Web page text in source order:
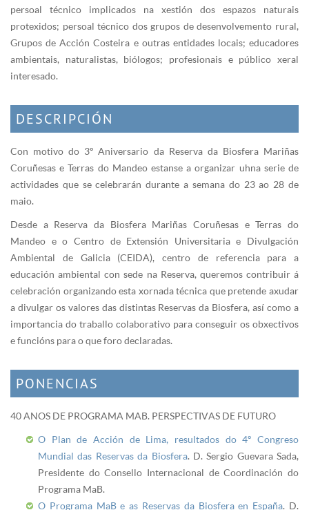
persoal técnico implicados na xestión dos espazos naturais
protexidos; persoal técnico dos grupos de desenvolvemento rural,
Grupos de Acción Costeira e outras entidades locais; educadores
ambientais, naturalistas, biólogos; profesionais e público xeral
interesado.
DESCRIPCIÓN
Con motivo do 3º Aniversario da Reserva da Biosfera Mariñas
Coruñesas e Terras do Mandeo estanse a organizar uhna serie de
actividades que se celebrarán durante a semana do 23 ao 28 de
maio.
Desde a Reserva da Biosfera Mariñas Coruñesas e Terras do
Mandeo e o Centro de Extensión Universitaria e Divulgación
Ambiental de Galicia (CEIDA), centro de referencia para a
educación ambiental con sede na Reserva, queremos contribuir á
celebración organizando esta xornada técnica que pretende axudar
a divulgar os valores das distintas Reservas da Biosfera, así como a
importancia do traballo colaborativo para conseguir os obxectivos
e funcións para o que foro declaradas.
PONENCIAS
40 ANOS DE PROGRAMA MAB. PERSPECTIVAS DE FUTURO
O Plan de Acción de Lima, resultados do 4º Congreso
Mundial das Reservas da Biosfera. D. Sergio Guevara Sada,
Presidente do Consello Internacional de Coordinación do
Programa MaB.
O Programa MaB e as Reservas da Biosfera en España. D.